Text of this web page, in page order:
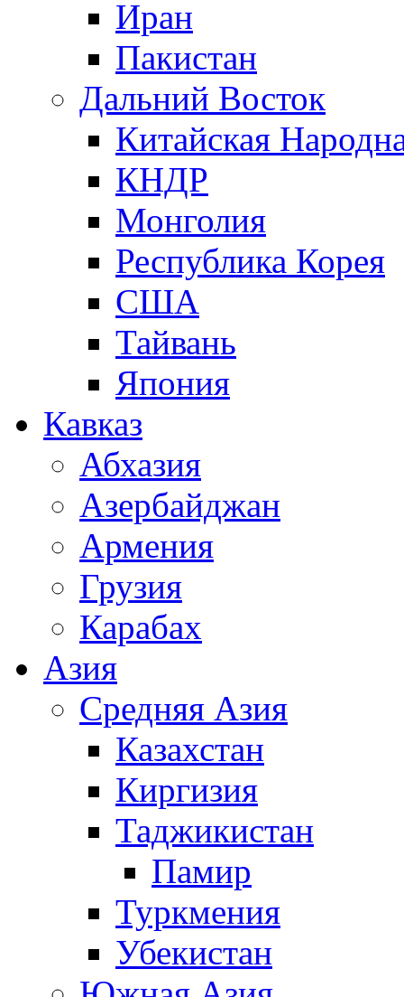
Иран
Пакистан
Дальний Восток
Китайская
КНДР
Монголия
Республика Корея
США
Тайвань
Япония
Кавказ
Абхазия
Азербайджан
Армения
Грузия
Карабах
Азия
Средняя Азия
Казахстан
Киргизия
Таджикистан
Памир
Туркмения
Убекистан